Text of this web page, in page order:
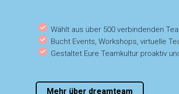
Wählt aus über 500 verbindenden
Bucht Events, Workshops, virtuelle
Gestaltet Eure Teamkultur proaktiv
Mehr über dreamteam